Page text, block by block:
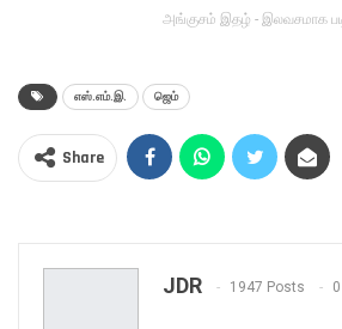
அங்குசம் இதழ் - இலவசமாக
எஸ்.எம்.இ. ஜெம்
Share
JDR 1947 Posts